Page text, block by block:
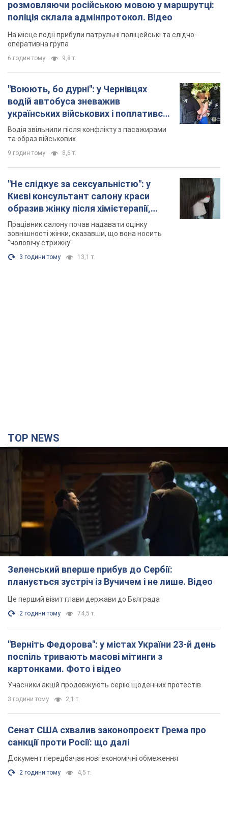
розмовляючи російською мовою у маршрутці:
поліція склала адмінпротокол. Відео
На місце події прибули патрульні поліцейські та слідчо-
оперативна група
6 годин тому 9,8 т.
"Воюють, бо дурні": у Чернівцях
водій автобуса зневажив
українських військових і поплатився.
Відео
Водія звільнили після конфлікту з пасажирами
та образ військових
9 годин тому 8,6 т.
"Не слідкує за сексуальністю": у
Києві консультант салону краси
образив жінку після хімієтерапії,
розгорівся скандал. Фото
Працівник салону почав надавати оцінку
зовнішності жінки, сказавши, що вона носить
"чоловічу стрижку"
3 години тому 13,1 т.
TOP NEWS
Зеленський вперше прибув до Сербії:
планується зустріч із Вучичем і не лише. Відео
Це перший візит глави держави до Бєлграда
2 години тому 74,5 т.
"Верніть Федорова": у містах України 23-й день
поспіль тривають масові мітинги з
картонками. Фото і відео
Учасники акцій продовжують серію щоденних протестів
3 години тому 2,1 т.
Сенат США схвалив законопроєкт Грема про
санкції проти Росії: що далі
Документ передбачає нові економічні обмеження
2 години тому 4,5 т.